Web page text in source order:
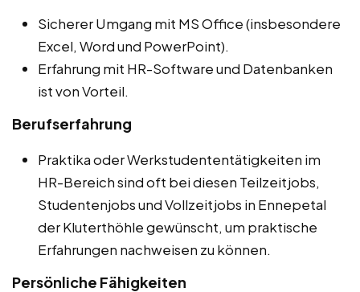
Sicherer Umgang mit MS Office (insbesondere
Excel, Word und PowerPoint).
Erfahrung mit HR-Software und Datenbanken
ist von Vorteil.
Berufserfahrung
Praktika oder Werkstudententätigkeiten im
HR-Bereich sind oft bei diesen Teilzeitjobs,
Studentenjobs und Vollzeitjobs in Ennepetal
der Kluterthöhle gewünscht, um praktische
Erfahrungen nachweisen zu können.
Persönliche Fähigkeiten